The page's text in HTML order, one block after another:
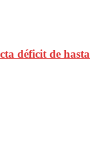
déficit de hasta